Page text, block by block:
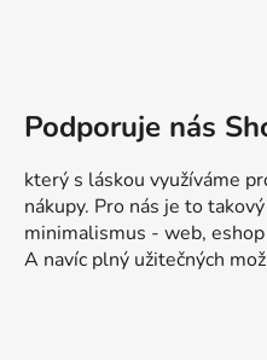
Podporuje nás
který s láskou využíváme
nákupy. Pro nás je to
minimalismus - web,
A navíc plný užitečných